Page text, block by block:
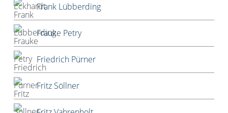
Frank Lübberding
Frauke Petry
Friedrich Pürner
Fritz Söllner